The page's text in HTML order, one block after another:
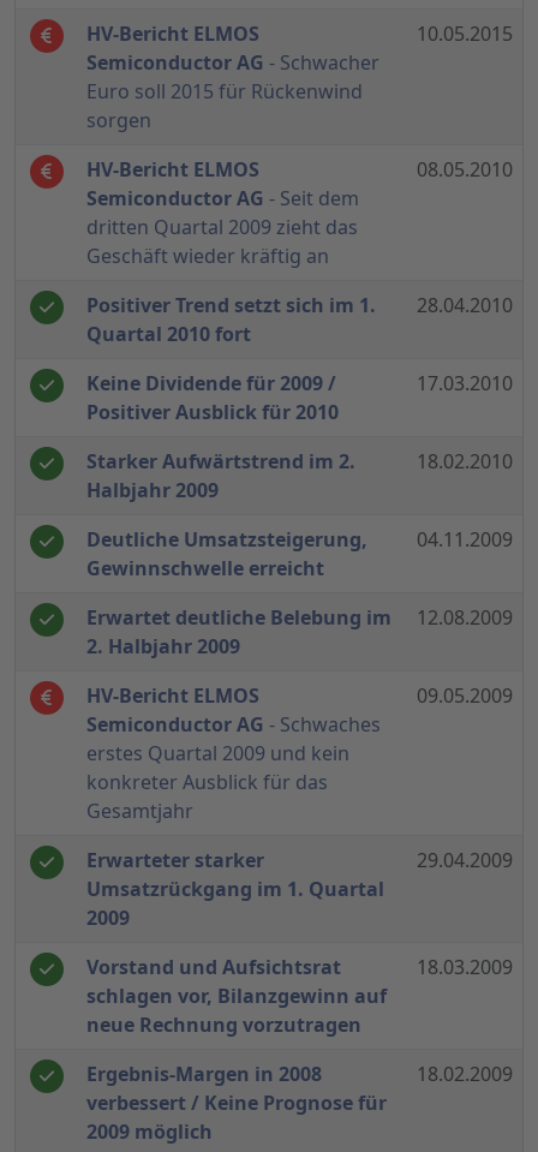
HV-Bericht ELMOS
Semiconductor AG - Schwacher
Euro soll 2015 für Rückenwind
sorgen
10.05.2015
HV-Bericht ELMOS
Semiconductor AG - Seit dem
dritten Quartal 2009 zieht das
Geschäft wieder kräftig an
08.05.2010
Positiver Trend setzt sich im 1.
Quartal 2010 fort
28.04.2010
Keine Dividende für 2009 /
Positiver Ausblick für 2010
17.03.2010
Starker Aufwärtstrend im 2.
Halbjahr 2009
18.02.2010
Deutliche Umsatzsteigerung,
Gewinnschwelle erreicht
04.11.2009
Erwartet deutliche Belebung im
2. Halbjahr 2009
12.08.2009
HV-Bericht ELMOS
Semiconductor AG - Schwaches
erstes Quartal 2009 und kein
konkreter Ausblick für das
Gesamtjahr
09.05.2009
Erwarteter starker
Umsatzrückgang im 1. Quartal
2009
29.04.2009
Vorstand und Aufsichtsrat
schlagen vor, Bilanzgewinn auf
neue Rechnung vorzutragen
18.03.2009
Ergebnis-Margen in 2008
verbessert / Keine Prognose für
2009 möglich
18.02.2009